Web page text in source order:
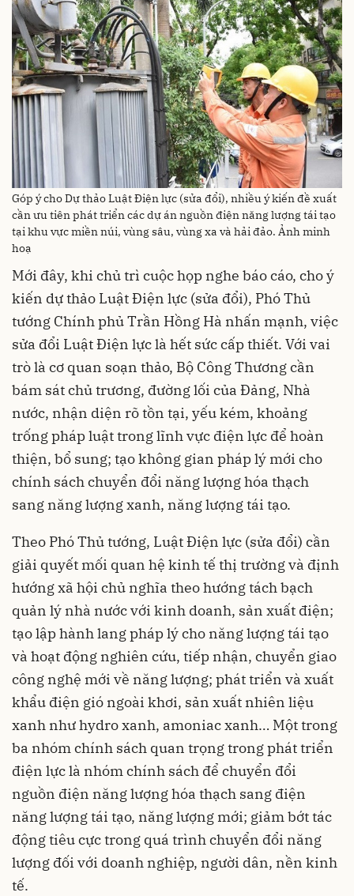
Góp ý cho Dự thảo Luật Điện lực (sửa đổi), nhiều ý kiến đề xuất
cần ưu tiên phát triển các dự án nguồn điện năng lượng tái tạo
tại khu vực miền núi, vùng sâu, vùng xa và hải đảo. Ảnh minh
hoạ
Mới đây, khi chủ trì cuộc họp nghe báo cáo, cho ý
kiến dự thảo Luật Điện lực (sửa đổi), Phó Thủ
tướng Chính phủ Trần Hồng Hà nhấn mạnh, việc
sửa đổi Luật Điện lực là hết sức cấp thiết. Với vai
trò là cơ quan soạn thảo, Bộ Công Thương cần
bám sát chủ trương, đường lối của Đảng, Nhà
nước, nhận diện rõ tồn tại, yếu kém, khoảng
trống pháp luật trong lĩnh vực điện lực để hoàn
thiện, bổ sung; tạo không gian pháp lý mới cho
chính sách chuyển đổi năng lượng hóa thạch
sang năng lượng xanh, năng lượng tái tạo.
Theo Phó Thủ tướng, Luật Điện lực (sửa đổi) cần
giải quyết mối quan hệ kinh tế thị trường và định
hướng xã hội chủ nghĩa theo hướng tách bạch
quản lý nhà nước với kinh doanh, sản xuất điện;
tạo lập hành lang pháp lý cho năng lượng tái tạo
và hoạt động nghiên cứu, tiếp nhận, chuyển giao
công nghệ mới về năng lượng; phát triển và xuất
khẩu điện gió ngoài khơi, sản xuất nhiên liệu
xanh như hydro xanh, amoniac xanh… Một trong
ba nhóm chính sách quan trọng trong phát triển
điện lực là nhóm chính sách để chuyển đổi
nguồn điện năng lượng hóa thạch sang điện
năng lượng tái tạo, năng lượng mới; giảm bớt tác
động tiêu cực trong quá trình chuyển đổi năng
lượng đối với doanh nghiệp, người dân, nền kinh
tế.